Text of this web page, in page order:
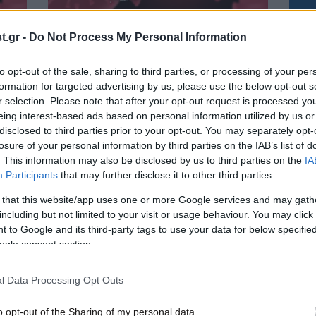
- Do Not Process My Personal Information
opt-out of the sale, sharing to third parties, or processing of your
for targeted advertising by us, please use the below opt-out
selection. Please note that after your opt-out request is processed
interest-based ads based on personal information utilized by us
to third parties prior to your opt-out. You may separately
of your personal information by third parties on the IAB’s list of
This information may also be disclosed by us to third parties on the
Participants that may further disclose it to other third parties.
that this website/app uses one or more Google services and may
but not limited to your visit or usage behaviour. You may
to Google and its third-party tags to use your data for below
consent section.
Data Processing Opt Outs
opt-out of the Sharing of my personal data.
22
Κορονοϊός σήμερα: Οι περιοχές των
στη Θεσσαλονίκη
Οι περιοχές των κρουσμάτων
και 184 στη Θεσσαλονίκη
Οι
216